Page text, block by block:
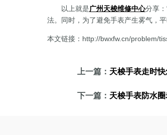
以上就是广州天梭维修中心分享：
法。同时，为了避免手表产生雾气，
本文链接：http://bwxfw.cn/problem/
上一篇： 天梭手表走时
下一篇： 天梭手表防水